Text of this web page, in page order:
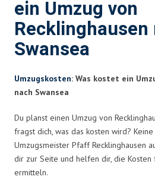
ein Umzug von
Recklinghausen
Swansea
Umzugskosten: Was kostet ein
nach Swansea
Du planst einen Umzug von
fragst dich, was das kosten wird?
Umzugsmeister Pfaff Recklinghausen
dir zur Seite und helfen dir, die Kosten
ermitteln.